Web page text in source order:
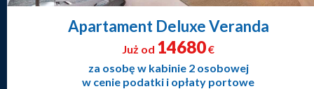
Apartament Deluxe Veranda
Już od 14680€
za osobę w kabinie 2 osobowej
w cenie podatki i opłaty portowe